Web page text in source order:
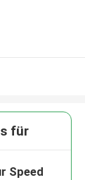
für
Speed